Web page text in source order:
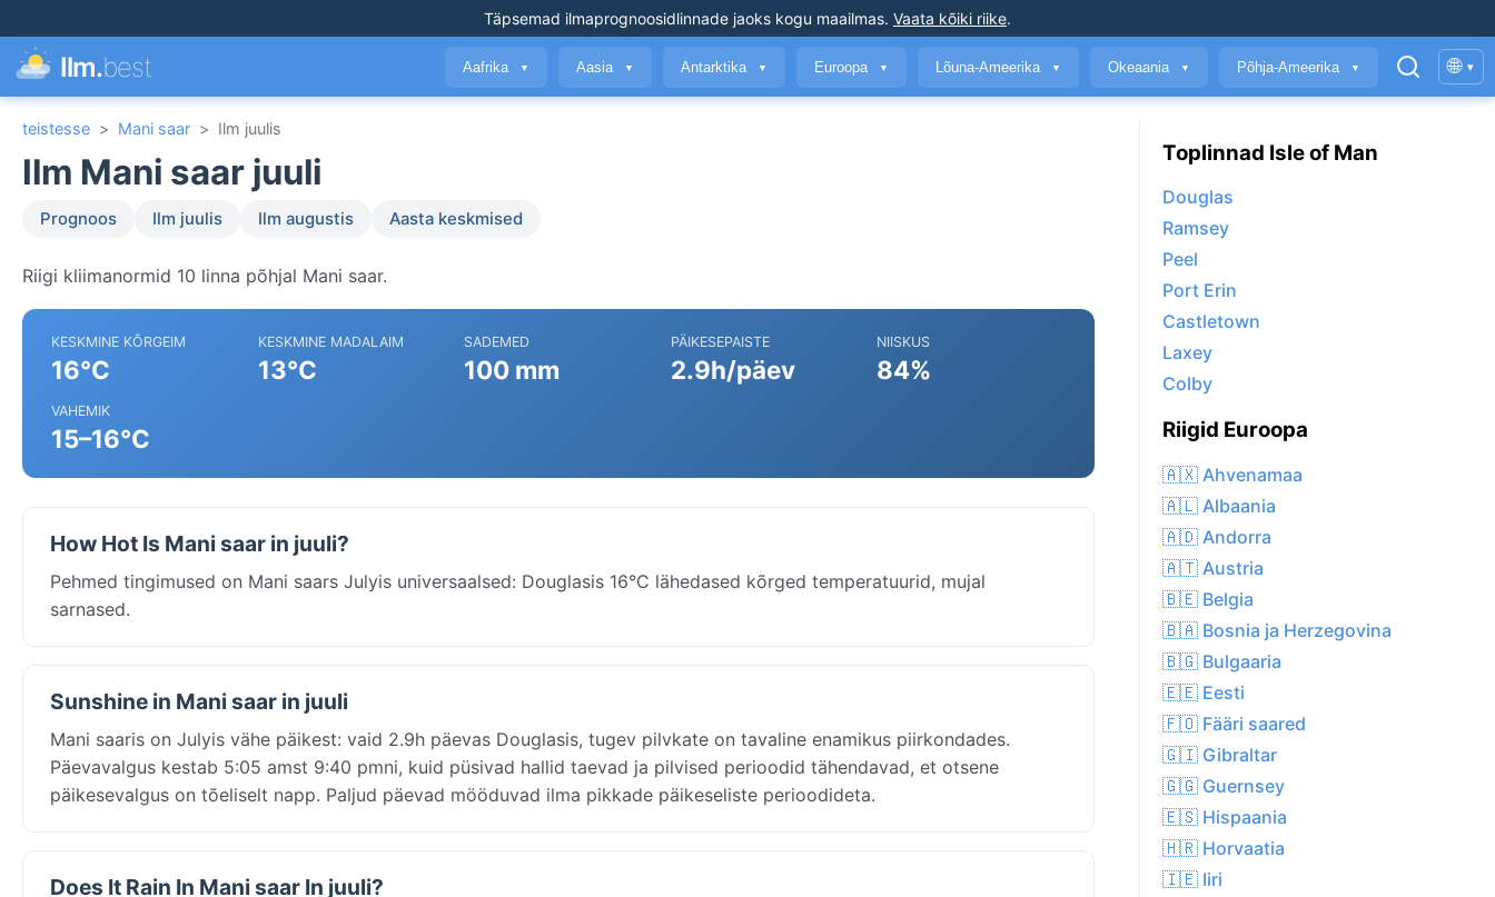
Täpsemad ilmaprognoosidlinnade jaoks kogu maailmas. Vaata kõiki riike.
Ilm.best Aafrika ▼ Aasia ▼ Antarktika ▼ Euroopa ▼ Lõuna-Ameerika ▼ Okeaania ▼ Põhja-Ameerika ▼ 🌐 ▾
teistesse > Mani saar > Ilm juulis
Ilm Mani saar juuli
Prognoos Ilm juulis Ilm augustis Aasta keskmised
Riigi kliimanormid 10 linna põhjal Mani saar.
KESKMINE KÕRGEIM
16°C
KESKMINE MADALAIM
13°C
SADEMED
100 mm
PÄIKESEPAISTE
2.9h/päev
NIISKUS
84%
VAHEMIK
15–16°C
How Hot Is Mani saar in juuli?
Pehmed tingimused on Mani saars Julyis universaalsed: Douglasis 16°C lähedased kõrged temperatuurid, mujal
sarnased.
Sunshine in Mani saar in juuli
Mani saaris on Julyis vähe päikest: vaid 2.9h päevas Douglasis, tugev pilvkate on tavaline enamikus piirkondades.
Päevavalgus kestab 5:05 amst 9:40 pmni, kuid püsivad hallid taevad ja pilvised perioodid tähendavad, et otsene
päikesevalgus on tõeliselt napp. Paljud päevad mööduvad ilma pikkade päikeseliste perioodideta.
Does It Rain In Mani saar In juuli?
Toplinnad Isle of Man
Douglas
Ramsey
Peel
Port Erin
Castletown
Laxey
Colby
Riigid Euroopa
🇦🇽 Ahvenamaa
🇦🇱 Albaania
🇦🇩 Andorra
🇦🇹 Austria
🇧🇪 Belgia
🇧🇦 Bosnia ja Herzegovina
🇧🇬 Bulgaaria
🇪🇪 Eesti
🇫🇴 Fääri saared
🇬🇮 Gibraltar
🇬🇬 Guernsey
🇪🇸 Hispaania
🇭🇷 Horvaatia
🇮🇪 Iiri